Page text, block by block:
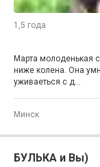
1,5 года
Марта молоденькая
ниже колена. Она
уживаеться с д...
Минск
БУЛЬКА и Вы)